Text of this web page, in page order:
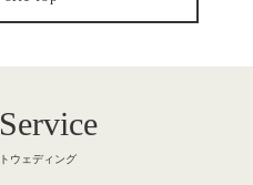
ウェディング